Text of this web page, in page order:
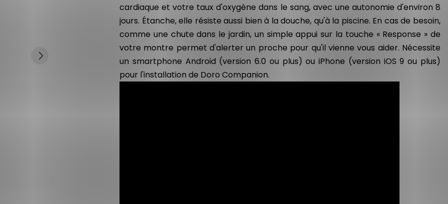
cardiaque et votre taux d'oxygène dans le sang, avec une autonomie d'environ 8
jours. Étanche, elle résiste aussi bien à la douche, qu'à la piscine. En cas de besoin,
comme une chute dans le jardin, un simple appui sur la touche « Response » de
votre montre permet d'alerter un proche pour qu'il vienne vous aider. Nécessite
un smartphone Android (version 6.0 ou plus) ou iPhone (version iOS 9 ou plus)
pour l'installation de Doro Companion.